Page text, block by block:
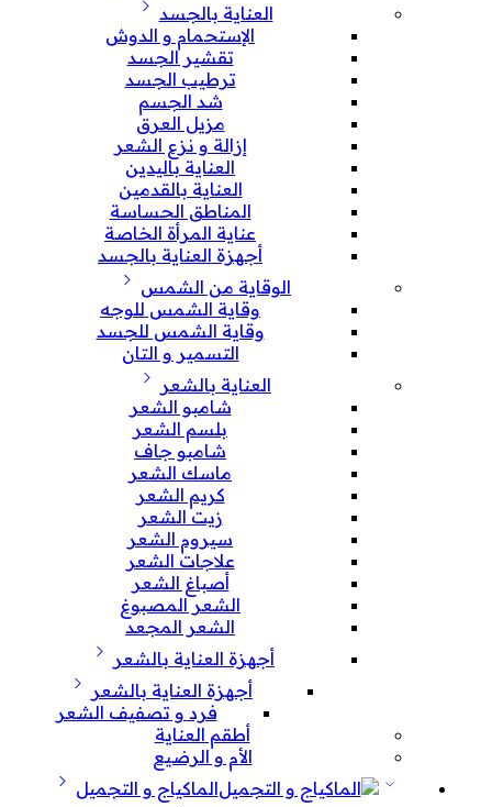
العناية بالجسد
الإستحمام و الدوش
تقشير الجسد
ترطيب الجسد
شد الجسم
مزيل العرق
إزالة و نزع الشعر
العناية باليدين
العناية بالقدمين
المناطق الحساسة
عناية المرأة الخاصة
أجهزة العناية بالجسد
الوقاية من الشمس
وقاية الشمس للوجه
وقاية الشمس للجسد
التسمير و التان
العناية بالشعر
شامبو الشعر
بلسم الشعر
شامبو جاف
ماسك الشعر
كريم الشعر
زيت الشعر
سيروم الشعر
علاجات الشعر
أصباغ الشعر
الشعر المصبوغ
الشعر المجعد
أجهزة العناية بالشعر
أجهزة العناية بالشعر
فرد و تصفيف الشعر
أطقم العناية
الأم و الرضيع
الماكياج و التجميل